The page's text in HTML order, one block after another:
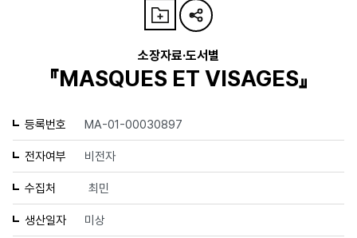
소장자료·도서별
『MASQUES ET VISAGES』
등록번호 MA-01-00030897
전자여부 비전자
수집처 최민
생산일자 미상